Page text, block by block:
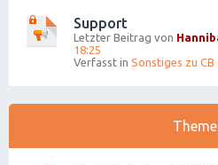
Support
Letzter Beitrag von
18:25
Verfasst in Sonstiges zu CB